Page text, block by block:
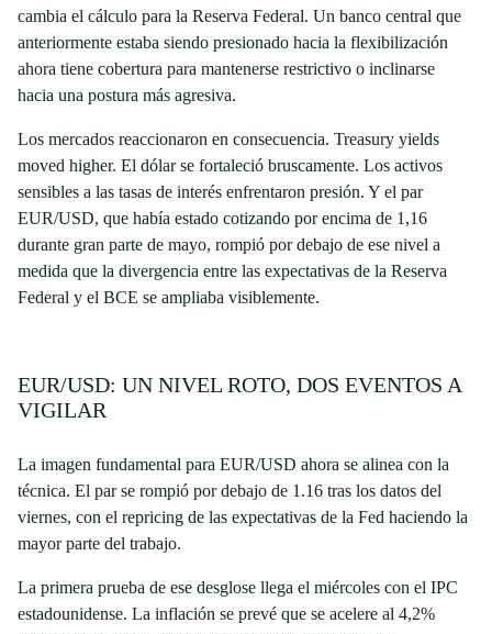
cambia el cálculo para la Reserva Federal. Un banco central que
anteriormente estaba siendo presionado hacia la flexibilización
ahora tiene cobertura para mantenerse restrictivo o inclinarse
hacia una postura más agresiva.
Los mercados reaccionaron en consecuencia. Treasury yields
moved higher. El dólar se fortaleció bruscamente. Los activos
sensibles a las tasas de interés enfrentaron presión. Y el par
EUR/USD, que había estado cotizando por encima de 1,16
durante gran parte de mayo, rompió por debajo de ese nivel a
medida que la divergencia entre las expectativas de la Reserva
Federal y el BCE se ampliaba visiblemente.
EUR/USD: UN NIVEL ROTO, DOS EVENTOS A
VIGILAR
La imagen fundamental para EUR/USD ahora se alinea con la
técnica. El par se rompió por debajo de 1.16 tras los datos del
viernes, con el repricing de las expectativas de la Fed haciendo la
mayor parte del trabajo.
La primera prueba de ese desglose llega el miércoles con el IPC
estadounidense. La inflación se prevé que se acelere al 4,2%